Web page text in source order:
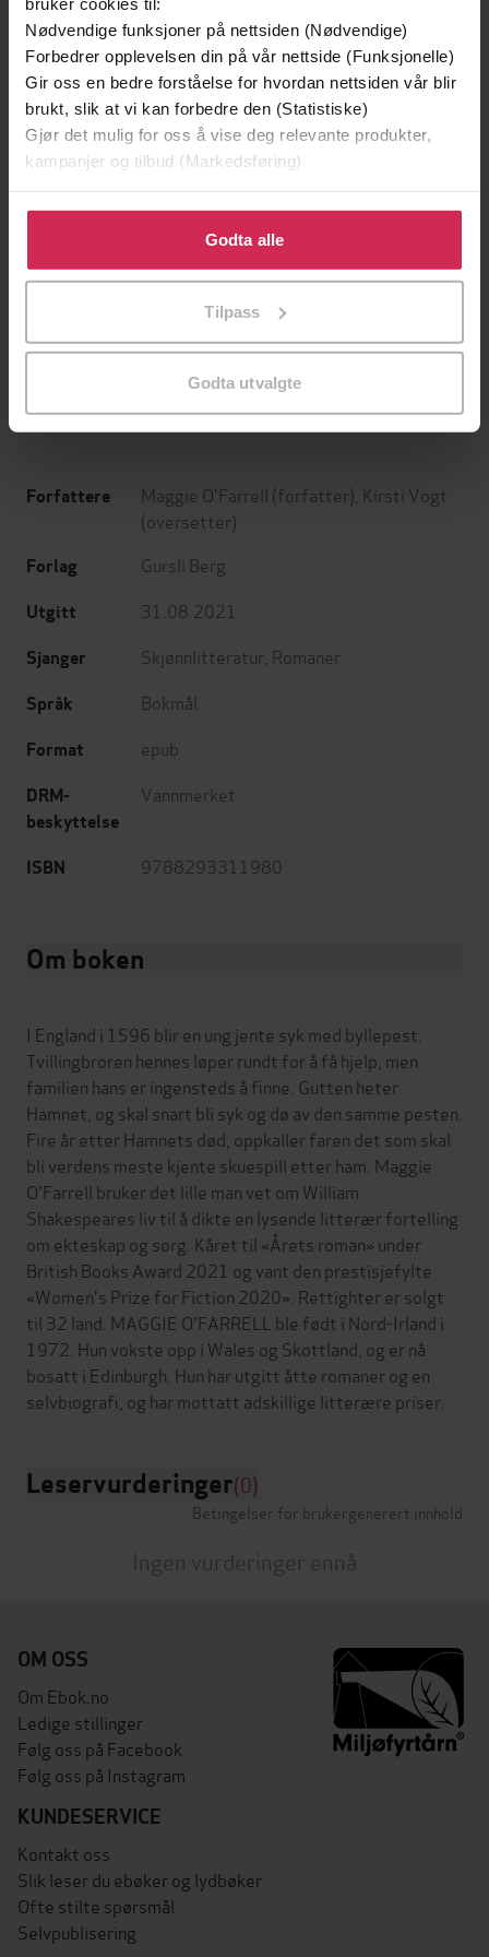
Nødvendige funksjoner på nettsiden (Nødvendige)
Forbedrer opplevelsen din på vår nettside (Funksjonelle)
Gir oss en bedre forståelse for hvordan nettsiden vår blir
brukt, slik at vi kan forbedre den (Statistiske)
Gjør det mulig for oss å vise deg relevante produkter,
kampanjer og tilbud (Markedsføring)
Klikk på «Godta alle» for å gi oss ditt samtykke til å
bruke cookies for alle disse formålene. Du kan også
tilpasse ditt samtykke til spesifikke formål ved å klikke
Godta alle
Tilpass
Godta utvalgte
Jo Nesbø
Jørn Lier Horst
Forfattere Maggie O'Farrell (forfatter), Kirsti Vogt
(oversetter)
Forlag Gursli Berg
Utgitt 31.08.2021
Sjanger Skjønnlitteratur Romaner
Språk Bokmål
Format epub
DRM-
beskyttelse
Vannmerket
ISBN 9788293311980
Om boken
I England i 1596 blir en ung jente syk med byllepest.
Tvillingbroren hennes løper rundt for å få hjelp, men
familien hans er ingensteds å finne. Gutten heter
Hamnet, og skal snart bli syk og dø av den samme pesten.
Fire år etter Hamnets død, oppkaller faren det som skal
bli verdens meste kjente skuespill etter ham. Maggie
O'Farrell bruker det lille man vet om William
Shakespeares liv til å dikte en lysende litterær fortelling
om ekteskap og sorg. Kåret til «Årets roman» under
British Books Award 2021 og vant den prestisjefylte
«Women's Prize for Fiction 2020». Rettighter er solgt
til 32 land. MAGGIE O'FARRELL ble født i Nord-Irland i
1972. Hun vokste opp i Wales og Skottland, og er nå
bosatt i Edinburgh. Hun har utgitt åtte romaner og en
Leservurderinger(0)
Betingelser for brukergenerert innhold
Ingen vurderinger ennå
OM OSS
Om Ebok.no
Ledige stillinger
Følg oss på Facebook
Følg oss på Instagram
KUNDESERVICE
Kontakt oss
Slik leser du ebøker og lydbøker
Ofte stilte spørsmål
Selvpublisering